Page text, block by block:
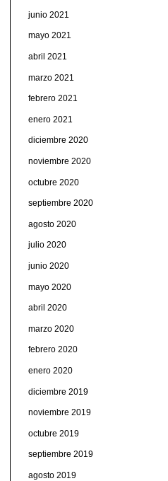
junio 2021
mayo 2021
abril 2021
marzo 2021
febrero 2021
enero 2021
diciembre 2020
noviembre 2020
octubre 2020
septiembre 2020
agosto 2020
julio 2020
junio 2020
mayo 2020
abril 2020
marzo 2020
febrero 2020
enero 2020
diciembre 2019
noviembre 2019
octubre 2019
septiembre 2019
agosto 2019